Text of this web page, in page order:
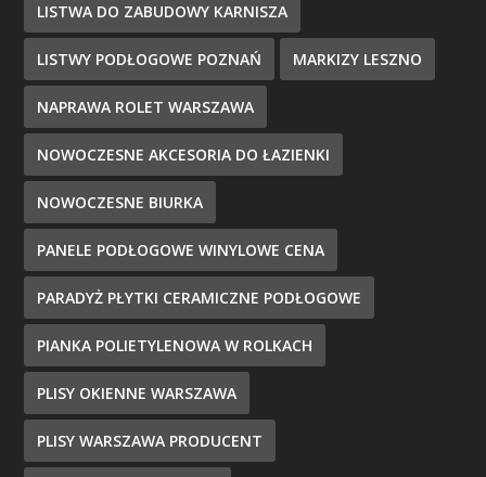
LISTWA DO ZABUDOWY KARNISZA
LISTWY PODŁOGOWE POZNAŃ MARKIZY LESZNO
NAPRAWA ROLET WARSZAWA
NOWOCZESNE AKCESORIA DO ŁAZIENKI
NOWOCZESNE BIURKA
PANELE PODŁOGOWE WINYLOWE CENA
PARADYŻ PŁYTKI CERAMICZNE PODŁOGOWE
PIANKA POLIETYLENOWA W ROLKACH
PLISY OKIENNE WARSZAWA
PLISY WARSZAWA PRODUCENT